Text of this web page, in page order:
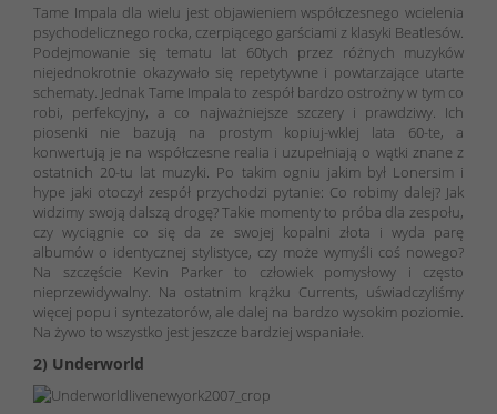
Tame Impala dla wielu jest objawieniem współczesnego wcielenia
psychodelicznego rocka, czerpiącego garściami z klasyki Beatlesów.
Podejmowanie się tematu lat 60tych przez różnych muzyków
niejednokrotnie okazywało się repetytywne i powtarzające utarte
schematy. Jednak Tame Impala to zespół bardzo ostrożny w tym co
robi, perfekcyjny, a co najważniejsze szczery i prawdziwy. Ich
piosenki nie bazują na prostym kopiuj-wklej lata 60-te, a
konwertują je na współczesne realia i uzupełniają o wątki znane z
ostatnich 20-tu lat muzyki. Po takim ogniu jakim był Lonersim i
hype jaki otoczył zespół przychodzi pytanie: Co robimy dalej? Jak
widzimy swoją dalszą drogę? Takie momenty to próba dla zespołu,
czy wyciągnie co się da ze swojej kopalni złota i wyda parę
albumów o identycznej stylistyce, czy może wymyśli coś nowego?
Na szczęście Kevin Parker to człowiek pomysłowy i często
nieprzewidywalny. Na ostatnim krążku Currents, uświadczyliśmy
więcej popu i syntezatorów, ale dalej na bardzo wysokim poziomie.
Na żywo to wszystko jest jeszcze bardziej wspaniałe.
2) Underworld